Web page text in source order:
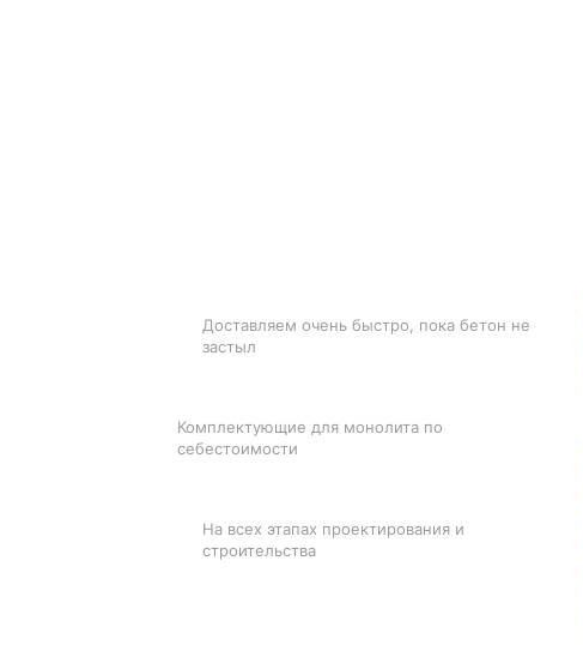
Доставляем очень быстро, пока бетон не
застыл
Комплектующие для монолита по
себестоимости
На всех этапах проектирования и
строительства